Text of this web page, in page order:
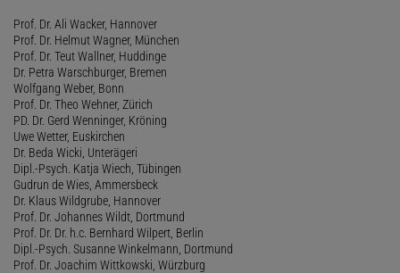
Prof. Dr. Ali Wacker, Hannover
Prof. Dr. Helmut Wagner, München
Prof. Dr. Teut Wallner, Huddinge
Dr. Petra Warschburger, Bremen
Wolfgang Weber, Bonn
Prof. Dr. Theo Wehner, Zürich
PD. Dr. Gerd Wenninger, Kröning
Uwe Wetter, Euskirchen
Dr. Beda Wicki, Unterägeri
Dipl.-Psych. Katja Wiech, Tübingen
Gudrun de Wies, Ammersbeck
Dr. Klaus Wildgrube, Hannover
Prof. Dr. Johannes Wildt, Dortmund
Prof. Dr. Dr. h.c. Bernhard Wilpert, Berlin
Dipl.-Psych. Susanne Winkelmann, Dortmund
Prof. Dr. Joachim Wittkowski, Würzburg